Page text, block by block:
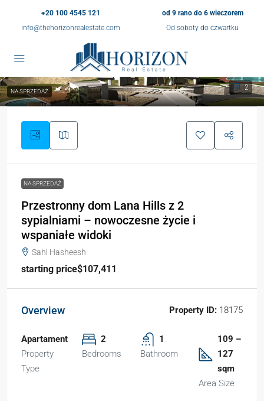
+20 100 4545 121
info@thehorizonrealestate.com
od 9 rano do 6 wieczorem
Od soboty do czwartku
2
NA SPRZEDAŻ
NA SPRZEDAŻ
Przestronny dom Lana Hills z 2
sypialniami – nowoczesne życie i
wspaniałe widoki
Sahl Hasheesh
starting price$107,411
Overview Property ID: 18175
Apartament
Property
Type
2
Bedrooms
1
Bathroom
109 –
127
sqm
Area Size